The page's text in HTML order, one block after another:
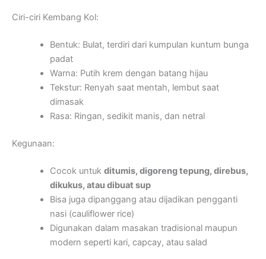
Ciri-ciri Kembang Kol:
Bentuk: Bulat, terdiri dari kumpulan kuntum bunga
padat
Warna: Putih krem dengan batang hijau
Tekstur: Renyah saat mentah, lembut saat
dimasak
Rasa: Ringan, sedikit manis, dan netral
Kegunaan:
Cocok untuk ditumis, digoreng tepung, direbus,
dikukus, atau dibuat sup
Bisa juga dipanggang atau dijadikan pengganti
nasi (cauliflower rice)
Digunakan dalam masakan tradisional maupun
modern seperti kari, capcay, atau salad